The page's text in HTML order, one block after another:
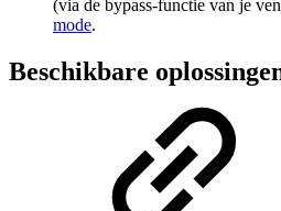
(via de bypass-functie van je
mode.
Beschikbare